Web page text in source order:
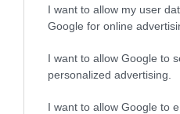
I want to allow my user
Google for online
I want to allow Google to
personalized advertising.
I want to allow Google to
108-at kongatnak a
tartják, hogy 6 bűn van, és
harag, a könnyelműség, a